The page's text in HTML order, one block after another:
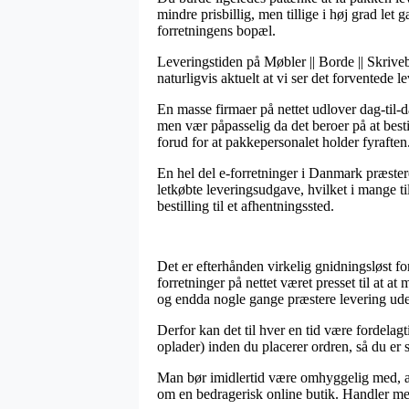
mindre prisbillig, men tillige i høj grad let
forretningens bopæl.
Leveringstiden på Møbler || Borde ||
naturligvis aktuelt at vi ser det forventede
En masse firmaer på nettet udlover dag-
men vær påpasselig da det beroer på at
forud for at pakkepersonalet holder
En hel del e-forretninger i Danmark
letkøbte leveringsudgave, hvilket i mange
bestilling til et afhentningssted.
Det er efterhånden virkelig gnidningsløst
forretninger på nettet været presset til at at
og endda nogle gange præstere levering
Derfor kan det til hver en tid være
oplader) inden du placerer ordren, så du er
Man bør imidlertid være omhyggelig med,
om en bedragerisk online butik. Handler